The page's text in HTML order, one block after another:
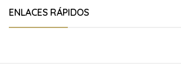
ENLACES RÁPIDOS